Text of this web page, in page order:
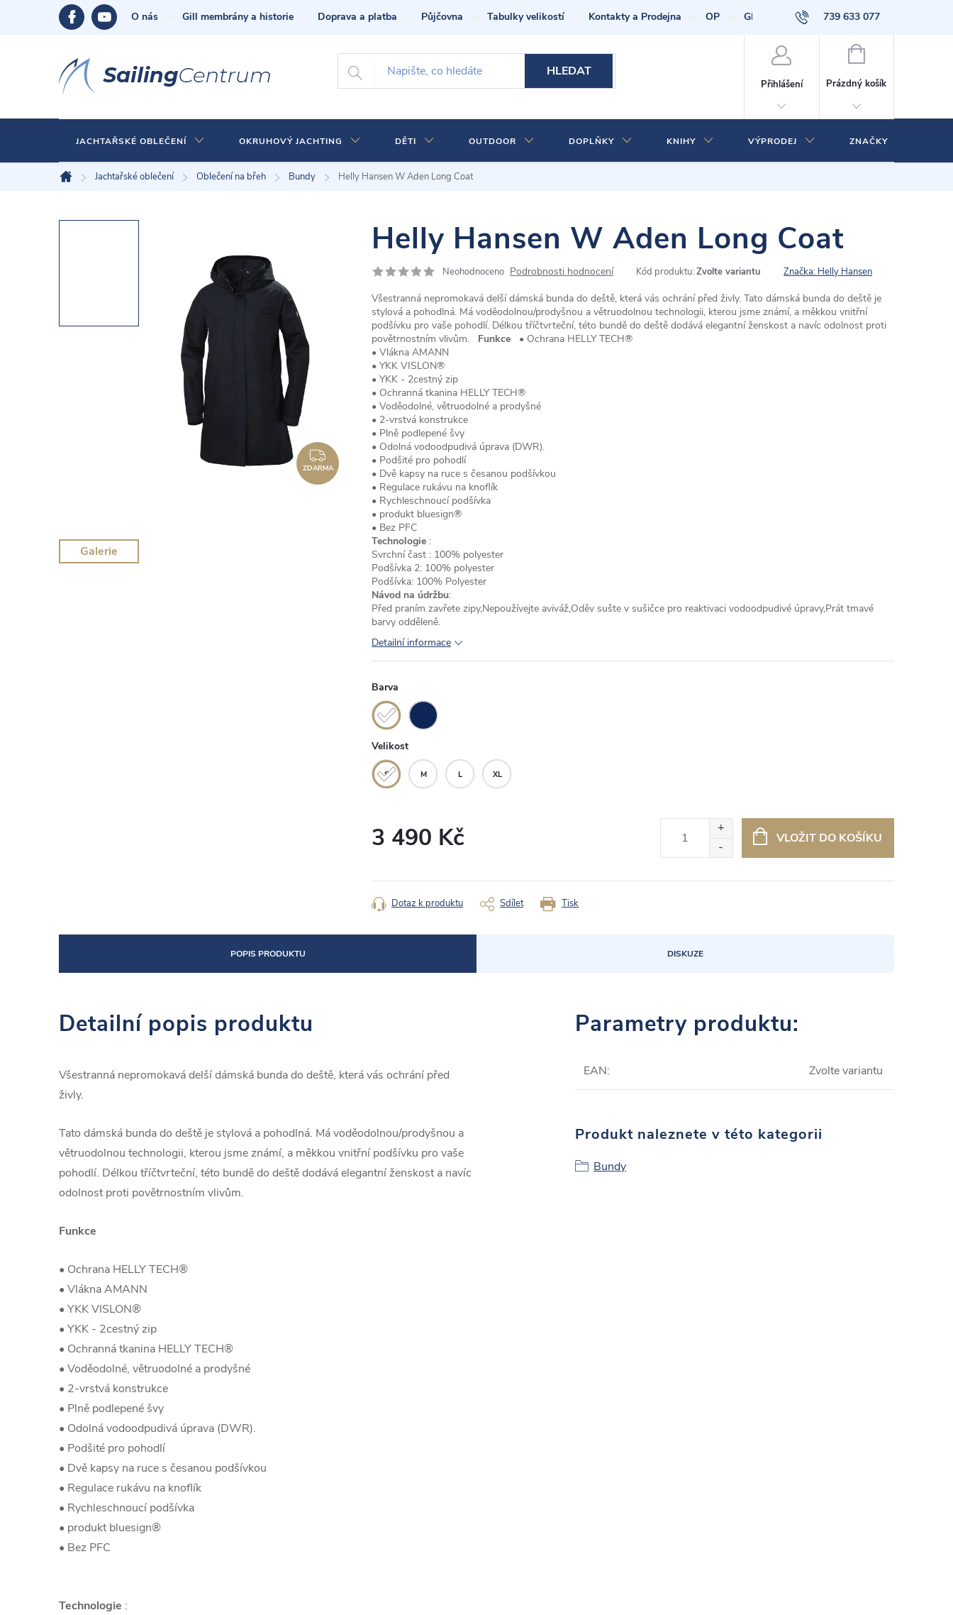
739 633 077
O nás Gill membrány a historie Doprava a platba Půjčovna Tabulky velikostí Kontakty a Prodejna OP GDPR
HLEDAT
Přihlášení
NÁKUPNÍ
Prázdný košík
JACHTAŘSKÉ OBLEČENÍ OKRUHOVÝ JACHTING DĚTI OUTDOOR DOPLŇKY KNIHY VÝPRODEJ ZNAČKY
Domů
Jachtařské oblečení Oblečení na břeh Bundy Helly Hansen W Aden Long Coat
ZDARMA
ZDARMA
Galerie
Helly Hansen W Aden Long Coat
Neohodnoceno Podrobnosti hodnocení Kód produktu: Zvolte variantu Značka: Helly Hansen
Všestranná nepromokavá delší dámská bunda do deště, která vás ochrání před živly. Tato dámská bunda do deště je
stylová a pohodlná. Má voděodolnou/prodyšnou a větruodolnou technologii, kterou jsme známí, a měkkou vnitřní
podšívku pro vaše pohodlí. Délkou tříčtvrteční, této bundě do deště dodává elegantní ženskost a navíc odolnost proti
povětrnostním vlivům.
Funkce
• Ochrana HELLY TECH®
• Vlákna AMANN
• YKK VISLON®
• YKK - 2cestný zip
• Ochranná tkanina HELLY TECH®
• Voděodolné, větruodolné a prodyšné
• 2-vrstvá konstrukce
• Plně podlepené švy
• Odolná vodoodpudivá úprava (DWR).
• Podšité pro pohodlí
• Dvě kapsy na ruce s česanou podšívkou
• Regulace rukávu na knoflík
• Rychleschnoucí podšívka
• produkt bluesign®
• Bez PFC
Technologie :
Svrchní čast : 100% polyester
Podšívka 2: 100% polyester
Podšívka: 100% Polyester
Návod na údržbu:
Před praním zavřete zipy,Nepoužívejte aviváž,Oděv sušte v sušičce pro reaktivaci vodoodpudivé úpravy,Prát tmavé
barvy odděleně.
Detailní informace
Barva
Velikost
S M L XL
3 490 Kč VLOŽIT DO KOŠÍKU
Tisk
Dotaz k produktu Sdílet
POPIS PRODUKTU DISKUZE
Detailní popis produktu
Všestranná nepromokavá delší dámská bunda do deště, která vás ochrání před
živly.
Tato dámská bunda do deště je stylová a pohodlná. Má voděodolnou/prodyšnou a
větruodolnou technologii, kterou jsme známí, a měkkou vnitřní podšívku pro vaše
pohodlí. Délkou tříčtvrteční, této bundě do deště dodává elegantní ženskost a navíc
odolnost proti povětrnostním vlivům.
Funkce
• Ochrana HELLY TECH®
• Vlákna AMANN
• YKK VISLON®
• YKK - 2cestný zip
• Ochranná tkanina HELLY TECH®
• Voděodolné, větruodolné a prodyšné
• 2-vrstvá konstrukce
• Plně podlepené švy
• Odolná vodoodpudivá úprava (DWR).
• Podšité pro pohodlí
• Dvě kapsy na ruce s česanou podšívkou
• Regulace rukávu na knoflík
• Rychleschnoucí podšívka
• produkt bluesign®
• Bez PFC
Technologie :
Parametry produktu:
EAN: Zvolte variantu
Produkt naleznete v této kategorii
Bundy